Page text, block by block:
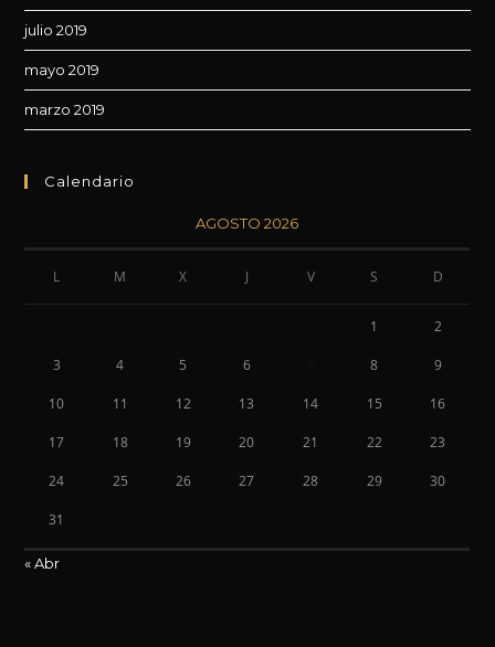
julio 2019
mayo 2019
marzo 2019
Calendario
AGOSTO 2026
L M X J V S D
1 2
3 4 5 6 8 9
10 11 12 13 14 15 16
17 18 19 20 21 22 23
24 25 26 27 28 29 30
31
« Abr